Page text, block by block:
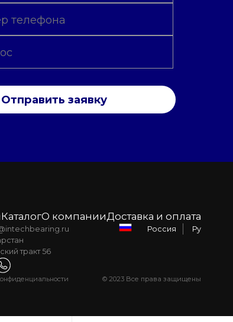
Отправить заявку
КаталогО компанииДоставка и оплата
тракт 56
Россия Ру
© 2023 Все права защищены